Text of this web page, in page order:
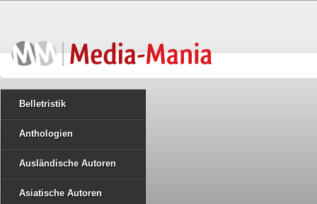
Belletristik
Anthologien
Ausländische Autoren
Asiatische Autoren